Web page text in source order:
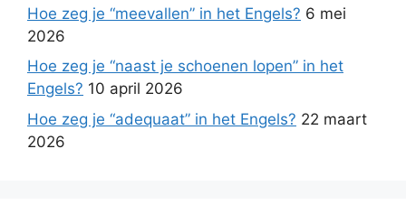
Hoe zeg je “meevallen” in het Engels? 6 mei
2026
Hoe zeg je “naast je schoenen lopen” in het
Engels? 10 april 2026
Hoe zeg je “adequaat” in het Engels? 22 maart
2026